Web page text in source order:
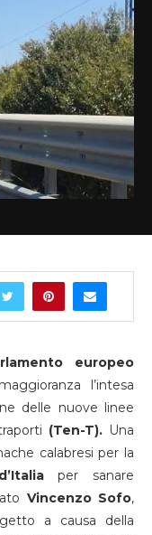
europeo
l’intesa
delle nuove linee
(Ten-T). Una
calabresi per la
per sanare
Vincenzo Sofo,
a causa della